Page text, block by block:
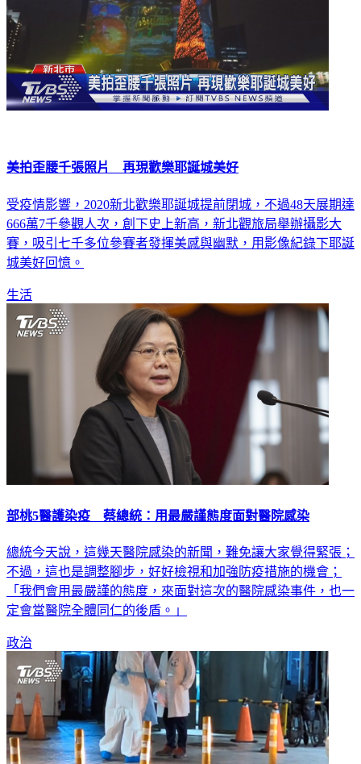
美拍歪腰千張照片 再現歡樂耶誕城美好
受疫情影響，2020新北歡樂耶誕城提前閉城，不過48天展期達
666萬7千參觀人次，創下史上新高，新北觀旅局舉辦攝影大
賽，吸引七千多位參賽者發揮美感與幽默，用影像紀錄下耶誕
城美好回憶。
生活
部桃5醫護染疫 蔡總統：用最嚴謹態度面對醫院感染
總統今天說，這幾天醫院感染的新聞，難免讓大家覺得緊張；
不過，這也是調整腳步，好好檢視和加強防疫措施的機會；
「我們會用最嚴謹的態度，來面對這次的醫院感染事件，也一
定會當醫院全體同仁的後盾。」
政治